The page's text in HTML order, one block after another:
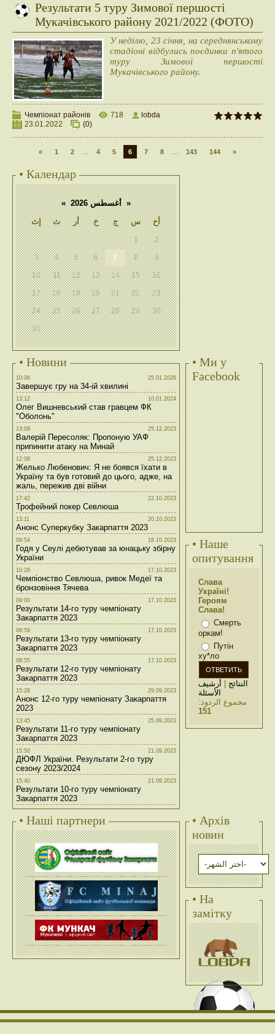
Результати 5 туру Зимової першості
Мукачівського району 2021/2022 (ФОТО)
У неділю, 23 січня, на середнянському
стадіоні відбулись поєдинки п'ятого
туру Зимової першості
Мукачівського району.
Чемпіонат районів 718
lobda
23.01.2022
(0)
« 1 2 ... 4 5 6 7 8 ... 143 144 »
• Календар
« أغسطس 2026 »
إث
ث أر خ ج س أح
1 2
3 4 5 6 7 8 9
10 11 12 13 14 15 16
17 18 19 20 21 22 23
24 25 26 27 28 29 30
31
• Новини
10:06 25.01.2026
Завершує гру на 34-ій хвилині
13:12 10.01.2024
Олег Вишневський став гравцем ФК
"Оболонь"
13:09 25.12.2023
Валерій Пересоляк: Пропоную УАФ
припинити атаку на Минай
12:08 25.12.2023
Желько Любенович: Я не боявся їхати в
Україну та був готовий до цього, адже, на
жаль, пережив дві війни
17:42 22.10.2023
Трофейний покер Севлюша
13:11 20.10.2023
Анонс Суперкубку Закарпаття 2023
09:54 18.10.2023
Годя у Сеулі дебютував за юнацьку збірну
України
10:28 17.10.2023
Чемпіонство Севлюша, ривок Медеї та
бронзовіння Тячева
09:00 17.10.2023
Результати 14-го туру чемпіонату
Закарпаття 2023
08:59 17.10.2023
Результати 13-го туру чемпіонату
Закарпаття 2023
08:55 17.10.2023
Результати 12-го туру чемпіонату
Закарпаття 2023
15:28 29.09.2023
Анонс 12-го туру чемпіонату Закарпаття
2023
13:45 25.09.2023
Результати 11-го туру чемпіонату
Закарпаття 2023
15:50 21.09.2023
ДЮФЛ України. Результати 2-го туру
сезону 2023/2024
15:40 21.09.2023
Результати 10-го туру чемпіонату
Закарпаття 2023
• Ми у
Facebook
• Наше
опитування
Слава
Україні!
Героям
Слава!
Смерть
оркам!
Путін
ху*ло
النتائج | أرشيف
الأسئلة
مجموع الردود:
151
• Наші партнери
• Архів
новин
• На
замітку